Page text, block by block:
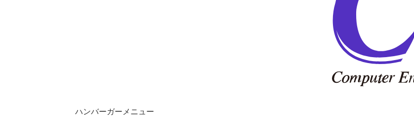
ハンバーガーメニュー